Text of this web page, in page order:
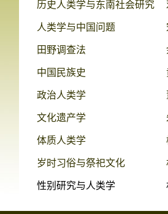
历史人类学与东南社会研究
人类学与中国问题
田野调查法
中国民族史
政治人类学
文化遗产学
体质人类学
岁时习俗与祭祀文化
性别研究与人类学